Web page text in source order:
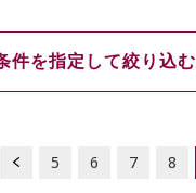
件を指定して絞り込む
5 6 7 8